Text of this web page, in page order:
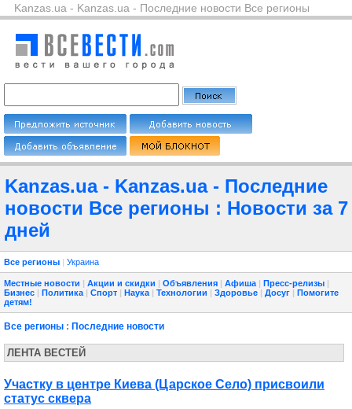
Kanzas.ua - Kanzas.ua - Последние новости Все регионы
Kanzas.ua - Kanzas.ua - Последние
новости Все регионы : Новости за 7
дней
Все регионы | Украина
Местные новости | Акции и скидки | Объявления | Афиша | Пресс-релизы |
Бизнес | Политика | Спорт | Наука | Технологии | Здоровье | Досуг | Помогите
детям!
Все регионы : Последние новости
ЛЕНТА ВЕСТЕЙ
Участку в центре Киева (Царское Село) присвоили
статус сквера